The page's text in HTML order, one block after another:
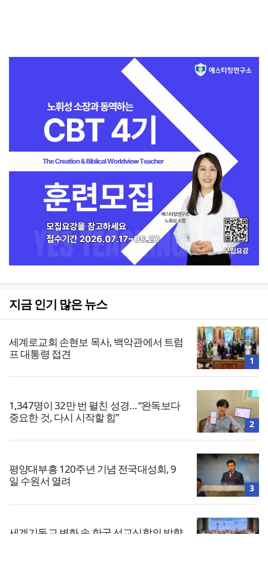
지금 인기 많은 뉴스
세계로교회 손현보 목사, 백악관에서 트럼
프 대통령 접견
1
1,347명이 32만 번 펼친 성경… “완독보다
중요한 것, 다시 시작할 힘”
2
평양대부흥 120주년 기념 전국대성회, 9
일 수원서 열려
3
세계기독교 변화 속 한국 선교신학의 방향